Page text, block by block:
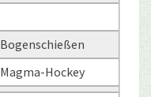
Bogenschießen
Magma-Hockey